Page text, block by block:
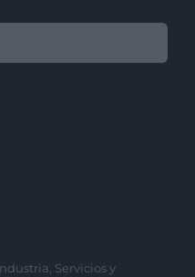
Servicios y